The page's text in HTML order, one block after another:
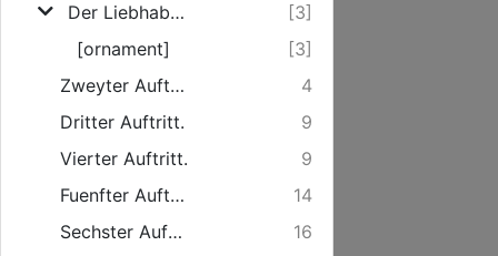
Der Liebhaber, als ein Schriftsteller und Bedienter. Erster Auftritt.
[3]
[ornament]
[3]
Zweyter Auftritt.
4
Dritter Auftritt.
9
Vierter Auftritt.
9
Fuenfter Auftritt.
14
Sechster Auftritt.
16